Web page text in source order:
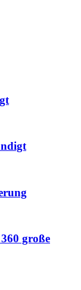
große